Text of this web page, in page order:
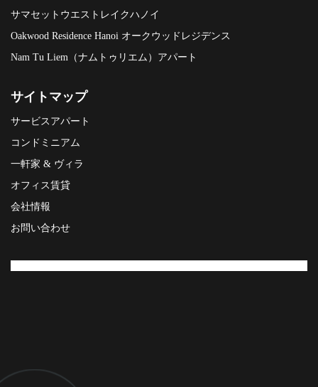
サマセットウエストレイクハノイ
Oakwood Residence Hanoi オークウッドレジデンス
Nam Tu Liem（ナムトゥリエム）アパート
サイトマップ
サービスアパート
コンドミニアム
一軒家 & ヴィラ
オフィス賃貸
会社情報
お問い合わせ